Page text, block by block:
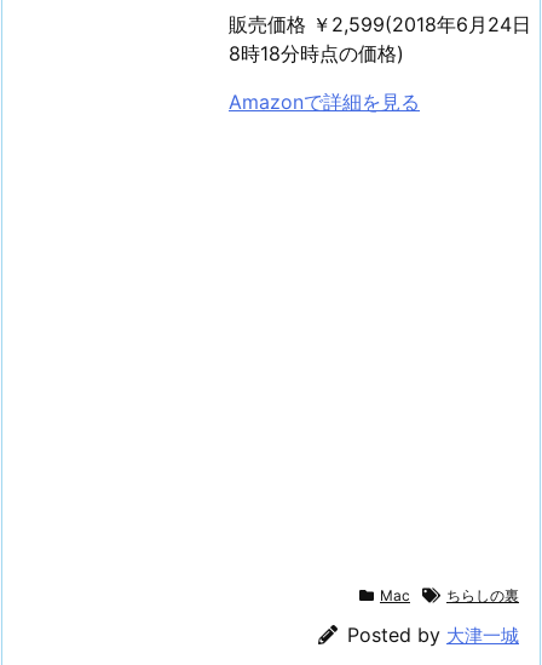
販売価格 ￥2,599(2018年6月24日
8時18分時点の価格)
Amazonで詳細を見る
Mac ちらしの裏
Posted by 大津一城